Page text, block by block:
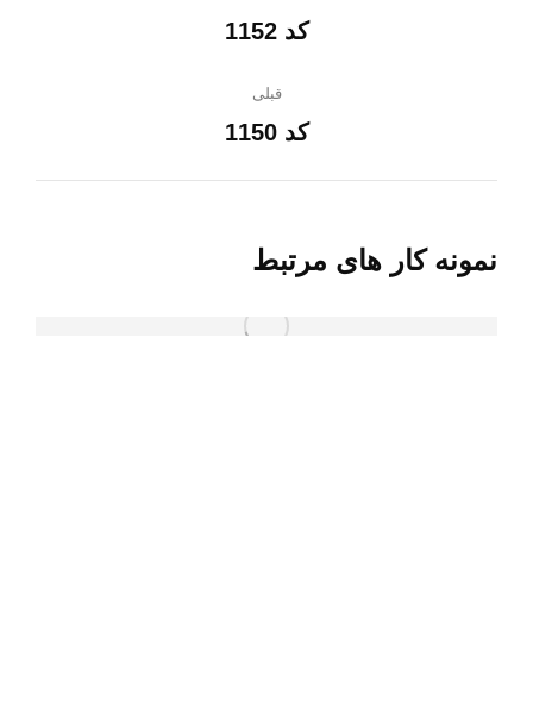
قبلی
پروژه کد 1150
پروژه کد 1152
نمونه کار های مرتبط